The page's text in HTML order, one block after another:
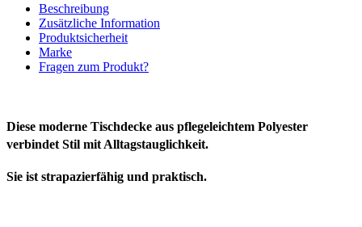
Haus
Garten
Menge
Beschreibung
Zusätzliche Information
Produktsicherheit
Marke
Fragen zum Produkt?
Diese moderne Tischdecke aus pflegeleichtem Polyester
verbindet Stil mit Alltagstauglichkeit.
Sie ist strapazierfähig und praktisch.